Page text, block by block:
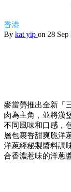
香港
By kat yip on 28 Sep
麥當勞推出全新「
肉為主角，並將漢
不同風味和口感，
層包裹香甜爽脆洋
洋蔥經秘製醬料調
合香濃惹味的洋蔥